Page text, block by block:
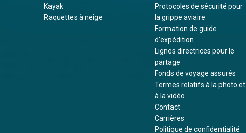
Kayak
Raquettes à neige
Protocoles de sécurité pour
la grippe aviaire
Formation de guide
d'expédition
Lignes directrices pour le
partage
Fonds de voyage assurés
Termes relatifs à la photo et
à la vidéo
Contact
Carrières
Politique de confidentialité